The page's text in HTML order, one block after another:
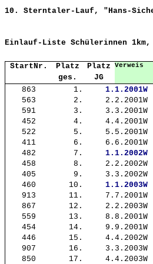
10. Sterntaler-Lauf, "Hans-
Einlauf-Liste Schülerinnen 1km,
StartNr. Platz Platz Verweis
ges. JG
863 1. 1. 1.2001W
563
2. 2. 2.2001W
591
3. 3. 3.2001W
452
4. 4. 4.2001W
522
5. 5. 5.2001W
411
6. 6. 6.2001W
482
7. 1. 1.2002W
458
8. 2. 2.2002W
405
9. 3. 3.2002W
460
10. 1. 1.2003W
913
11. 7. 7.2001W
867
12. 2. 2.2003W
559
13. 8. 8.2001W
454
14. 9. 9.2001W
446
15. 4. 4.2002W
907
16. 3. 3.2003W
850
17. 4. 4.2003W